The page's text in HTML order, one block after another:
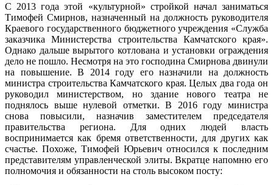
С 2013 года этой «культурной» стройкой начал заниматься
Тимофей Смирнов, назначенный на должность руководителя
Краевого государственного бюджетного учреждения «Служба
заказчика Министерства строительства Камчатского края».
Однако дальше вырытого котлована и установки ограждения
дело не пошло. Несмотря на это господина Смирнова двинули
на повышение. В 2014 году его назначили на должность
министра строительства Камчатского края. Целых два года он
руководил министерством, но здание нового театра не
поднялось выше нулевой отметки. В 2016 году министра
снова повысили, назначив заместителем председателя
правительства региона. Для одних людей власть
воспринимается как бремя ответственности, для других как
счастье. Похоже, Тимофей Юрьевич относился к последним
представителям управленческой элиты. Вкратце напомню его
полномочия и обязанности на столь высоком посту: